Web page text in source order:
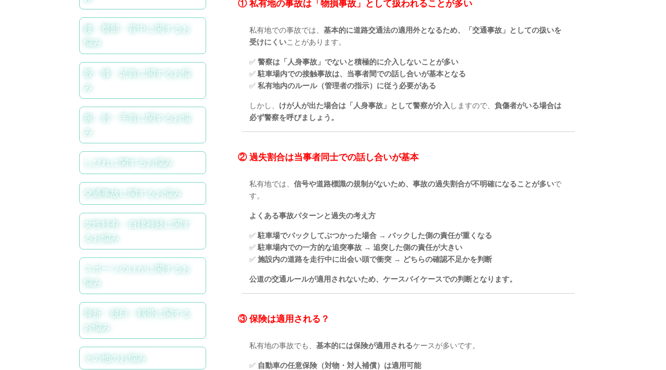
① 私有地の事故は「物損事故」として扱われることが多い
私有地での事故では、 基本的に道路交通法の適用外となるため、「交通事故」としての扱いを
受けにくいことがあります。
✅ 警察は「人身事故」でないと積極的に介入しないことが多い
✅ 駐車場内での接触事故は、当事者間での話し合いが基本となる
✅ 私有地内のルール（管理者の指示）に従う必要がある
しかし、 けが人が出た場合は「人身事故」として警察が介入 しますので、 負傷者がいる場合は
必ず警察を呼びましょう。
② 過失割合は当事者同士での話し合いが基本
私有地では、 信号や道路標識の規制がないため、事故の過失割合が不明確になることが多いで
す。
よくある事故パターンと過失の考え方
✅ 駐車場でバックしてぶつかった場合 → バックした側の責任が重くなる
✅ 駐車場内での一方的な追突事故 → 追突した側の責任が大きい
✅ 施設内の道路を走行中に出会い頭で衝突 → どちらの確認不足かを判断
公道の交通ルールが適用されないため、ケースバイケースでの判断となります。
③ 保険は適用される？
私有地の事故でも、 基本的には保険が適用されるケースが多いです。
✅ 自動車の任意保険（対物・対人補償）は適用可能
腰・臀部・背中に関するお
悩み
股・膝・足首に関するお悩
み
腕・肘・手首に関するお悩
み
しびれに関するお悩み
交通事故に関するお悩み
女性特有・自律神経に関す
るお悩み
スポーツのけがに関するお
悩み
骨折・脱臼・靱帯に関する
お悩み
その他のお悩み